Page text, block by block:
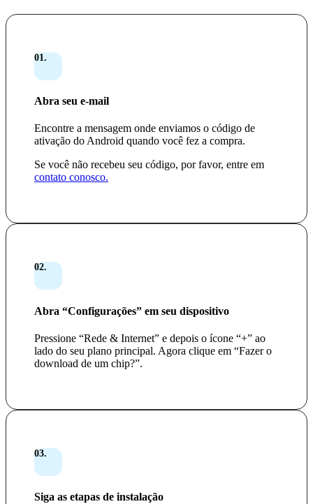
01.
Abra seu e-mail
Encontre a mensagem onde enviamos o código de
ativação do Android quando você fez a compra.
Se você não recebeu seu código, por favor, entre em
contato conosco.
02.
Abra “Configurações” em seu dispositivo
Pressione “Rede & Internet” e depois o ícone “+” ao
lado do seu plano principal. Agora clique em “Fazer o
download de um chip?”.
03.
Siga as etapas de instalação